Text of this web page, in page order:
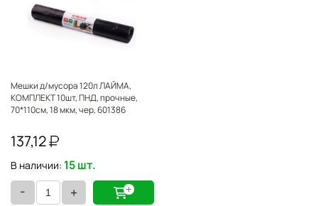
Мешки д/мусора 120л ЛАЙМА,
КОМПЛЕКТ 10шт, ПНД, прочные,
70*110см, 18 мкм, чер, 601386
137,12
В наличии: 15 шт.
- +